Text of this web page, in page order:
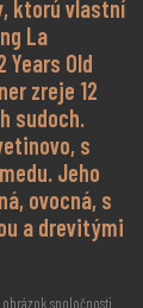
ktorú vlastní
La
Years Old
zreje 12
sudoch.
s
Jeho
ovocná, s
a drevitými
spoločnosti